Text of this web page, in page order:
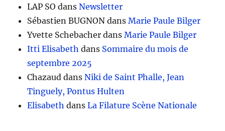
LAP SO dansNewsletter
Sébastien BUGNON dansMarie Paule Bilger
Yvette Schebacher dansMarie Paule Bilger
Itti Elisabeth dans Sommaire du mois de
septembre 2025
Chazaud dansNiki de Saint Phalle, Jean
Tinguely, Pontus Hulten
Elisabeth dansLa Filature Scène Nationale